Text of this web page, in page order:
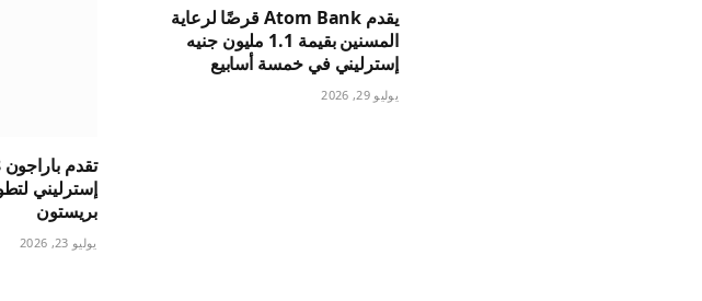
يقدم Atom Bank قرضًا لرعاية
المسنين بقيمة 1.1 مليون جنيه
إسترليني في خمسة أسابيع
يوليو 29, 2026
بريستون
يوليو 23, 2026